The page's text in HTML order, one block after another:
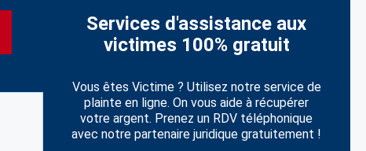
Services d'assistance aux
victimes 100% gratuit
Vous êtes Victime ? Utilisez notre service de
plainte en ligne. On vous aide à récupérer
votre argent. Prenez un RDV téléphonique
avec notre partenaire juridique gratuitement !